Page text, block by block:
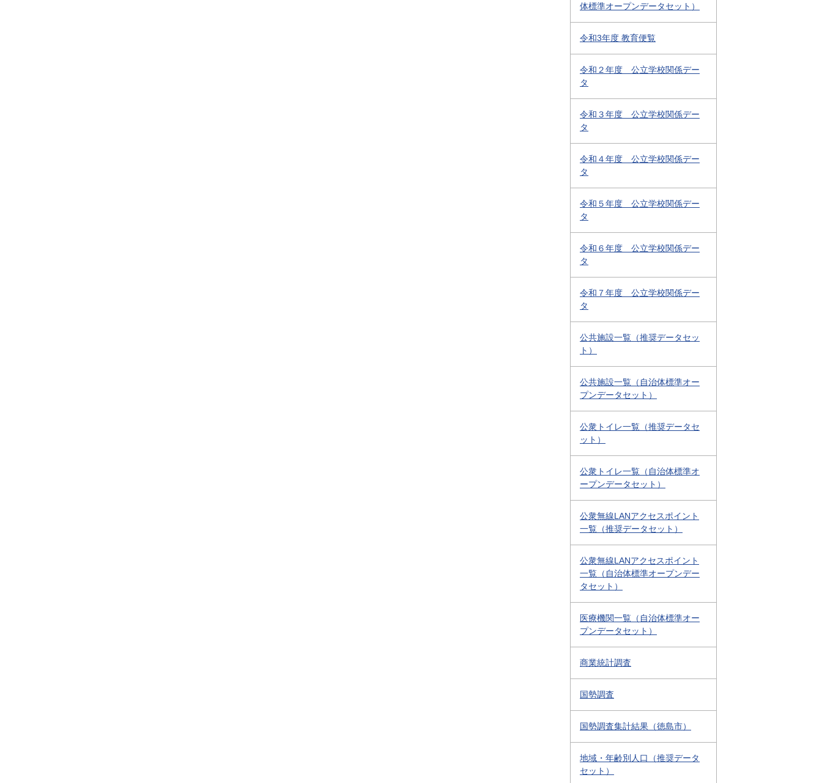
体標準オープンデータセット）
令和3年度 教育便覧
令和２年度 公立学校関係デー
タ
令和３年度 公立学校関係デー
タ
令和４年度 公立学校関係デー
タ
令和５年度 公立学校関係デー
タ
令和６年度 公立学校関係デー
タ
令和７年度 公立学校関係デー
タ
公共施設一覧（推奨データセッ
ト）
公共施設一覧（自治体標準オー
プンデータセット）
公衆トイレ一覧（推奨データセ
ット）
公衆トイレ一覧（自治体標準オ
ープンデータセット）
公衆無線LANアクセスポイント
一覧（推奨データセット）
公衆無線LANアクセスポイント
一覧（自治体標準オープンデー
タセット）
医療機関一覧（自治体標準オー
プンデータセット）
商業統計調査
国勢調査
国勢調査集計結果（徳島市）
地域・年齢別人口（推奨データ
セット）